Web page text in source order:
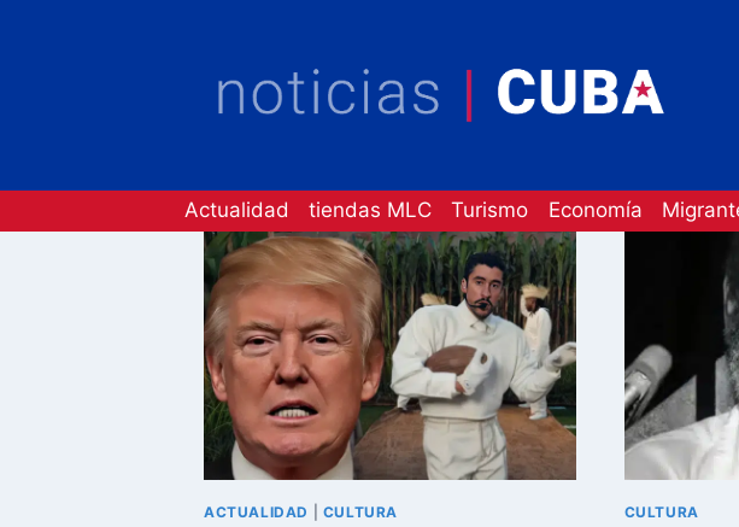
Actualidad tiendas MLC Turismo Economía
ACTUALIDAD CULTURA CULTURA